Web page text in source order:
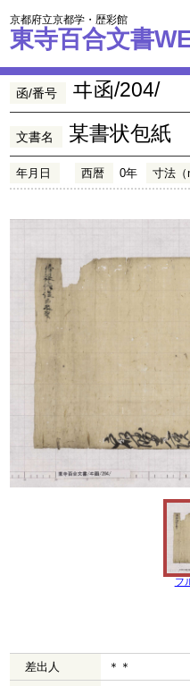
京都府立京都学・歴彩館
東寺百合文書
函/番号 ヰ函/204/
文書名 某書状包紙
年月日 西暦 0年 寸法（
フ
差出人
＊＊